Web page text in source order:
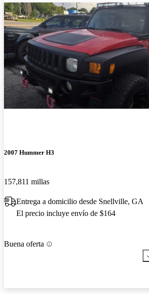
2007 Hummer H3
157,811 millas
Entrega a domicilio desde Snellville, GA
El precio incluye envío de $164
Buena oferta